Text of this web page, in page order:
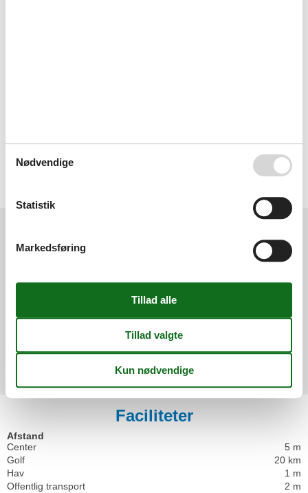
Vores gæsteanmeldelser Eksterne anmeldelser
5,0
Ingen detaljerede eksterne anmeldelser
Faciliteter
Afstand
Center
5 m
Golf
20 km
Hav
1 m
Offentlig transport
2 m
Nødvendige
Statistik
Markedsføring